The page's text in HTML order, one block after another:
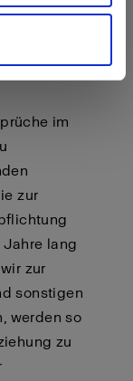
Kunde
im
zur
lang
zur
sonstigen
werden so
zu